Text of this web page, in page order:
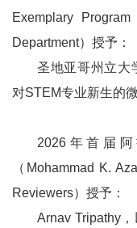
Exemplary
Department）授予：
圣地亚哥州立大
对STEM专业新生的
2026年首届
（Mohammad K.
Reviewers）授予：
Arnav Tripathy